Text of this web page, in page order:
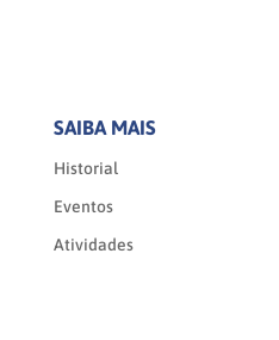
SAIBA MAIS
Historial
Eventos
Atividades